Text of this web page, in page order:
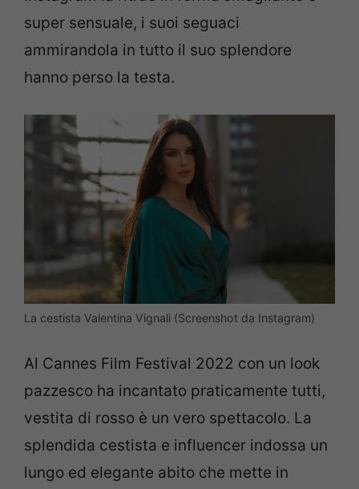
super sensuale, i suoi seguaci
ammirandola in tutto il suo splendore
hanno perso la testa.
La cestista Valentina Vignali (Screenshot da Instagram)
Al Cannes Film Festival 2022 con un look
pazzesco ha incantato praticamente tutti,
vestita di rosso è un vero spettacolo. La
splendida cestista e influencer indossa un
lungo ed elegante abito che mette in